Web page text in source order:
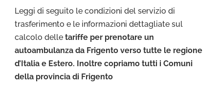
Leggi di seguito le condizioni del servizio di
trasferimento e le informazioni dettagliate sul
calcolo delle tariffe per prenotare un
autoambulanza da Frigento verso tutte le regione
d’Italia e Estero. Inoltre copriamo tutti i Comuni
della provincia di Frigento